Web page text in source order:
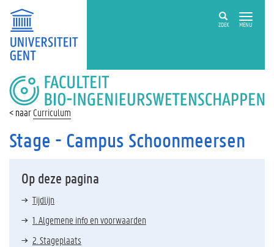
ZOEK MENU
FACULTEIT
BIO-
INGENIEURSWETENSCHAPPEN
Curriculum
Stage - Campus Schoonmeersen
Op deze pagina
Tijdlijn
1. Algemene info en voorwaarden
2. Stageplaats